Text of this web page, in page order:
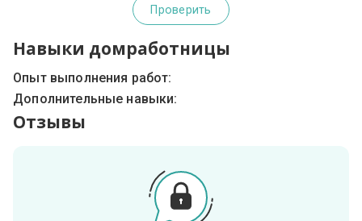
Проверить
Навыки домработницы
Опыт выполнения работ:
Дополнительные навыки:
Отзывы